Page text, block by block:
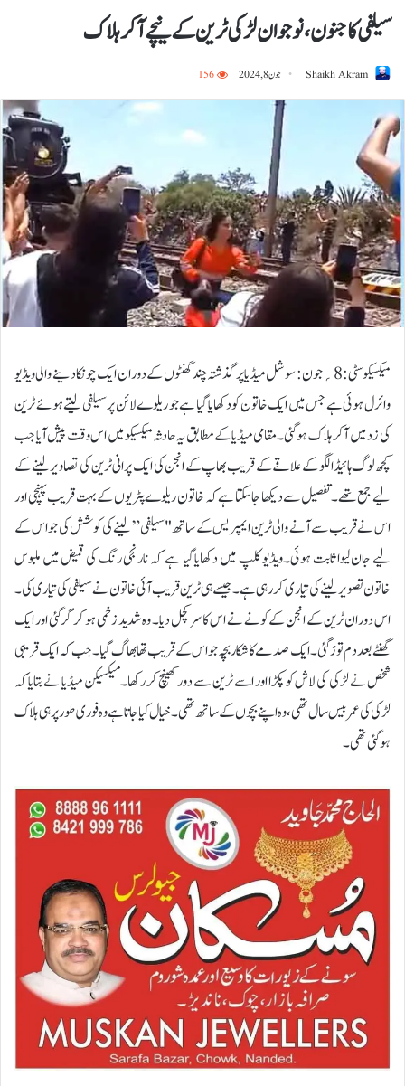
سیلفی کا جنون، نوجوان لڑکی ٹرین کے نیچے آکر ہلاک
Shaikh Akram جون 8, 2024 156
میکسیکو سٹی:8؍جون: سوشل میڈیا پر گذشتہ چند گھنٹوں کے دوران ایک چونکا دینے والی ویڈیو
وائرل ہوئی ہے جس میں ایک خاتون کو دکھایا گیا ہے جو ریلوے لائن پر سیلفی لیتے ہوئے ٹرین
کی زد میں آکر ہلاک ہوگئی۔مقامی میڈیا کے مطابق یہ حادثہ میکسیکو میں اس وقت پیش آیا جب
کچھ لوگ ہائیڈالگو کے علاقے کے قریب بھاپ کے انجن کی ایک پرانی ٹرین کی تصاویر لینے کے
لیے جمع تھے۔تفصیل سے دیکھا جا سکتا ہے کہ خاتون ریلوے پٹریوں کے بہت قریب پہنچی اور
اس نے قریب سے آنے والی ٹرین ایمپریس کے ساتھ "سیلفی” لینے کی کوشش کی جو اس کے
لیے جان لیوا ثابت ہوئی۔ویڈیو کلپ میں دکھایا گیا ہے کہ نارنجی رنگ کی قمیض میں ملبوس
خاتون تصویر لینے کی تیاری کر رہی ہے۔ جیسے ہی ٹرین قریب آئی خاتون نے سیلفی کی تیاری کی۔
اس دوران ٹرین کے انجن کے کونے نے اس کا سر کچل دیا۔ وہ شدید زخمی ہو کر گرگئی اور ایک
گھنٹے بعد دم توڑ گئی۔ایک صدمے کا شکار بچہ جو اس کے قریب تھا بھاگ گیا۔ جب کہ ایک قریبی
شخص نے لڑکی کی لاش کو پکڑا اور اسے ٹرین سے دور کھینچ کر رکھا۔میکسیکن میڈیا نے بتایا کہ
لڑکی کی عمر بیس سال تھی، وہ اپنے بچوں کے ساتھ تھی۔ خیال کیا جاتا ہے وہ فوری طور پر ہی ہلاک
ہوگئی تھی۔